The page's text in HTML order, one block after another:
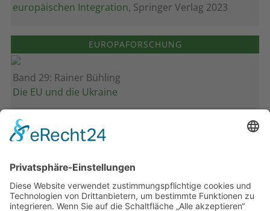
europäischen Integration, Springer Verlag 2023
EUROPAFORSCHUNG
Band 29: Rainer Bühling
Die EU und die Ukraine
Band 28: Andrea Zeller
Eurorettung um jeden Preis?
Band 27: Thomas Jansen
Europa verstehen